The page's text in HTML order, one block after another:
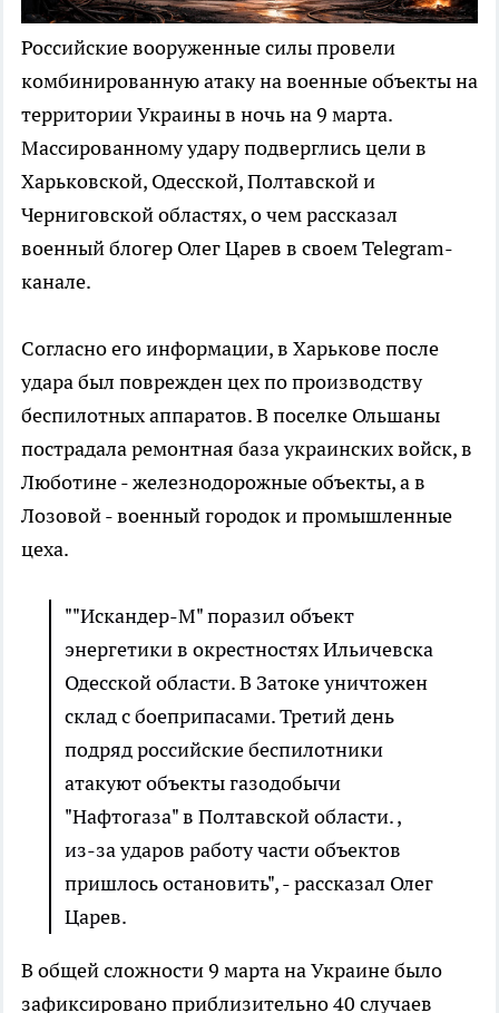
Российские вооруженные силы провели
комбинированную атаку на военные объекты на
территории Украины в ночь на 9 марта.
Массированному удару подверглись цели в
Харьковской, Одесской, Полтавской и
Черниговской областях, о чем рассказал
военный блогер Олег Царев в своем Telegram-
канале.
Согласно его информации, в Харькове после
удара был поврежден цех по производству
беспилотных аппаратов. В поселке Ольшаны
пострадала ремонтная база украинских войск, в
Люботине - железнодорожные объекты, а в
Лозовой - военный городок и промышленные
цеха.
""Искандер-М" поразил объект
энергетики в окрестностях Ильичевска
Одесской области. В Затоке уничтожен
склад с боеприпасами. Третий день
подряд российские беспилотники
атакуют объекты газодобычи
"Нафтогаза" в Полтавской области. ,
из-за ударов работу части объектов
пришлось остановить", - рассказал Олег
Царев.
В общей сложности 9 марта на Украине было
зафиксировано приблизительно 40 случаев